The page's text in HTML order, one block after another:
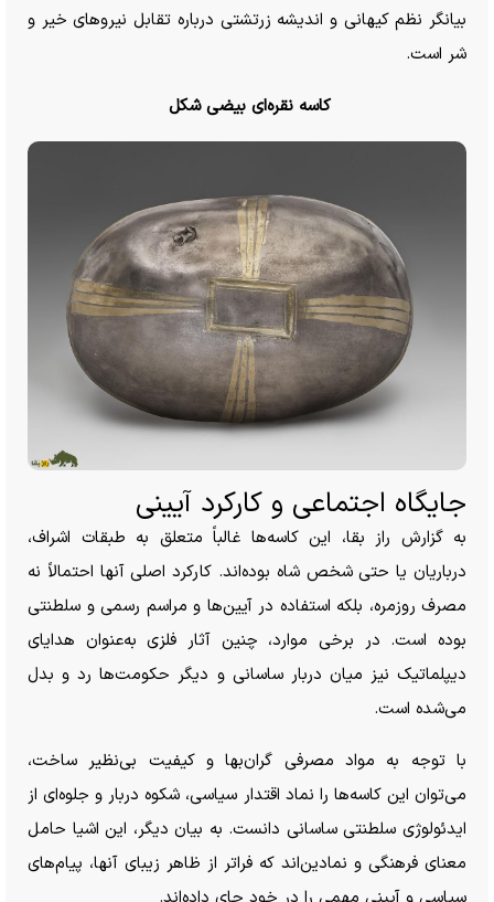
بیانگر نظم کیهانی و اندیشه زرتشتی درباره تقابل نیرو‌های خیر و
شر است.
کاسه نقره‌ای بیضی شکل
جایگاه اجتماعی و کارکرد آیینی
به گزارش راز بقا، این کاسه‌ها غالباً متعلق به طبقات اشراف،
درباریان یا حتی شخص شاه بوده‌اند. کارکرد اصلی آنها احتمالاً نه
مصرف روزمره، بلکه استفاده در آیین‌ها و مراسم رسمی و سلطنتی
بوده است. در برخی موارد، چنین آثار فلزی به‌عنوان هدایای
دیپلماتیک نیز میان دربار ساسانی و دیگر حکومت‌ها رد و بدل
می‌شده است.
با توجه به مواد مصرفی گران‌بها و کیفیت بی‌نظیر ساخت،
می‌توان این کاسه‌ها را نماد اقتدار سیاسی، شکوه دربار و جلوه‌ای از
ایدئولوژی سلطنتی ساسانی دانست. به بیان دیگر، این اشیا حامل
معنای فرهنگی و نمادین‌اند که فراتر از ظاهر زیبای آنها، پیام‌های